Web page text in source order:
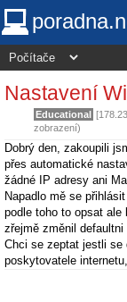
Nastavení
Educational
zobrazení)
Dobrý den, zakoupili
přes automatické
žádné IP adresy ani
Napadlo mě se
podle toho to opsat ale
zřejmě změnil
Chci se zeptat jestli se
poskytovatele